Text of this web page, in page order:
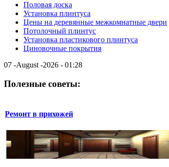
Половая доска
Установка плинтуса
Цены на деревянные межкомнатные двери
Потолочный плинтус
Установка пластикового плинтуса
Циновочные покрытия
07 -August -2026 - 01:28
Полезные советы:
Ремонт в прихожей